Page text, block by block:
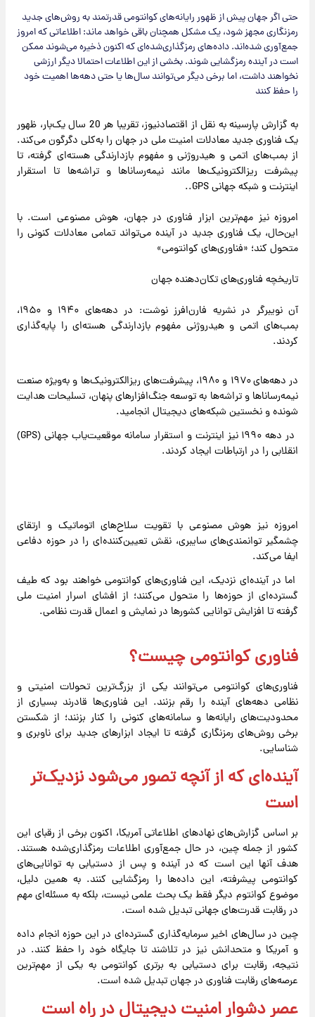
حتی اگر جهان پیش از ظهور رایانه‌های کوانتومی قدرتمند به روش‌های جدید
رمزنگاری مجهز شود، یک مشکل همچنان باقی خواهد ماند: اطلاعاتی که امروز
جمع‌آوری شده‌اند. داده‌های رمزگذاری‌شده‌ای که اکنون ذخیره می‌شوند ممکن
است در آینده رمزگشایی شوند. بخشی از این اطلاعات احتمالا دیگر ارزشی
نخواهند داشت، اما برخی دیگر می‌توانند سال‌ها یا حتی دهه‌ها اهمیت خود
را حفظ کنند
به گزارش پارسینه به نقل از اقتصادنیوز، تقریبا هر 20 سال یک‌بار، ظهور
یک فناوری جدید معادلات امنیت ملی در جهان را به‌کلی دگرگون می‌کند.
از بمب‌های اتمی و هیدروژنی و مفهوم بازدارندگی هسته‌ای گرفته، تا
پیشرفت ریزالکترونیک‌ها مانند نیمه‌رساناها و تراشه‌ها تا استقرار
اینترنت و شبکه جهانی GPS..
امروزه نیز مهم‌ترین ابزار فناوری در جهان، هوش مصنوعی است. با
این‌حال، یک فناوری جدید در آینده می‌تواند تمامی معادلات کنونی را
متحول کند؛ «فناوری‌های کوانتومی»
تاریخچه فناوری‌های تکان‌دهنده جهان
آن نویبرگر در نشریه فارن‌افرز نوشت: در دهه‌های ۱۹۴۰ و ۱۹۵۰،
بمب‌های اتمی و هیدروژنی مفهوم بازدارندگی هسته‌ای را پایه‌گذاری
کردند.
در دهه‌های ۱۹۷۰ و ۱۹۸۰، پیشرفت‌های ریزالکترونیک‌ها و به‌ویژه صنعت
نیمه‌رساناها و تراشه‌ها به توسعه جنگ‌افزارهای پنهان، تسلیحات هدایت
شونده و نخستین شبکه‌های دیجیتال انجامید.
در دهه ۱۹۹۰ نیز اینترنت و استقرار سامانه موقعیت‌یاب جهانی (GPS)
انقلابی را در ارتباطات ایجاد کردند.
امروزه نیز هوش مصنوعی با تقویت سلاح‌های اتوماتیک و ارتقای
چشمگیر توانمندی‌های سایبری، نقش تعیین‌کننده‌ای را در حوزه دفاعی
ایفا می‌کند.
اما در آینده‌ای نزدیک، این فناوری‌های کوانتومی خواهند بود که طیف
گسترده‌ای از حوزه‌ها را متحول می‌کنند؛ از افشای اسرار امنیت ملی
گرفته تا افزایش توانایی کشورها در نمایش و اعمال قدرت نظامی.
فناوری کوانتومی چیست؟
فناوری‌های کوانتومی می‌توانند یکی از بزرگ‌ترین تحولات امنیتی و
نظامی دهه‌های آینده را رقم بزنند. این فناوری‌ها قادرند بسیاری از
محدودیت‌های رایانه‌ها و سامانه‌های کنونی را کنار بزنند؛ از شکستن
برخی روش‌های رمزنگاری گرفته تا ایجاد ابزارهای جدید برای ناوبری و
شناسایی.
آینده‌ای که از آنچه تصور می‌شود نزدیک‌تر
است
بر اساس گزارش‌های نهادهای اطلاعاتی آمریکا، اکنون برخی از رقبای این
کشور از جمله چین، در حال جمع‌آوری اطلاعات رمزگذاری‌شده هستند.
هدف آنها این است که در آینده و پس از دستیابی به توانایی‌های
کوانتومی پیشرفته، این داده‌ها را رمزگشایی کنند. به همین دلیل،
موضوع کوانتوم دیگر فقط یک بحث علمی نیست، بلکه به مسئله‌ای مهم
در رقابت قدرت‌های جهانی تبدیل شده است.
چین در سال‌های اخیر سرمایه‌گذاری گسترده‌ای در این حوزه انجام داده
و آمریکا و متحدانش نیز در تلاشند تا جایگاه خود را حفظ کنند. در
نتیجه، رقابت برای دستیابی به برتری کوانتومی به یکی از مهم‌ترین
عرصه‌های رقابت فناوری در جهان تبدیل شده است.
عصر دشوار امنیت دیجیتال در راه است